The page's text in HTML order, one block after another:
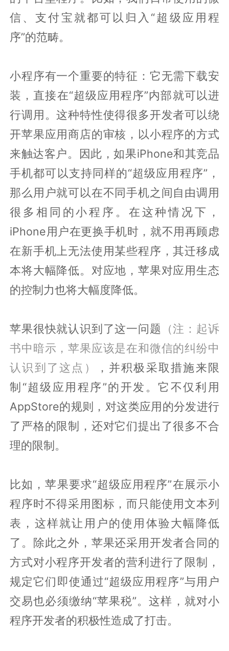
信、支付宝就都可以归入“超级应用程
序”的范畴。
小程序有一个重要的特征：它无需下载安
装，直接在“超级应用程序”内部就可以进
行调用。这种特性使得很多开发者可以绕
开苹果应用商店的审核，以小程序的方式
来触达客户。因此，如果iPhone和其竞品
手机都可以支持同样的“超级应用程序”，
那么用户就可以在不同手机之间自由调用
很多相同的小程序。在这种情况下，
iPhone用户在更换手机时，就不用再顾虑
在新手机上无法使用某些程序，其迁移成
本将大幅降低。对应地，苹果对应用生态
的控制力也将大幅度降低。
苹果很快就认识到了这一问题
（注：起诉
书中暗示，苹果应该是在和微信的纠纷中
认识到了这点）
，并积极采取措施来限
制“超级应用程序”的开发。它不仅利用
AppStore的规则，对这类应用的分发进行
了严格的限制，还对它们提出了很多不合
理的限制。
比如，苹果要求“超级应用程序”在展示小
程序时不得采用图标，而只能使用文本列
表，这样就让用户的使用体验大幅降低
了。除此之外，苹果还采用开发者合同的
方式对小程序开发者的营利进行了限制，
规定它们即使通过“超级应用程序”与用户
交易也必须缴纳“苹果税”。这样，就对小
程序开发者的积极性造成了打击。